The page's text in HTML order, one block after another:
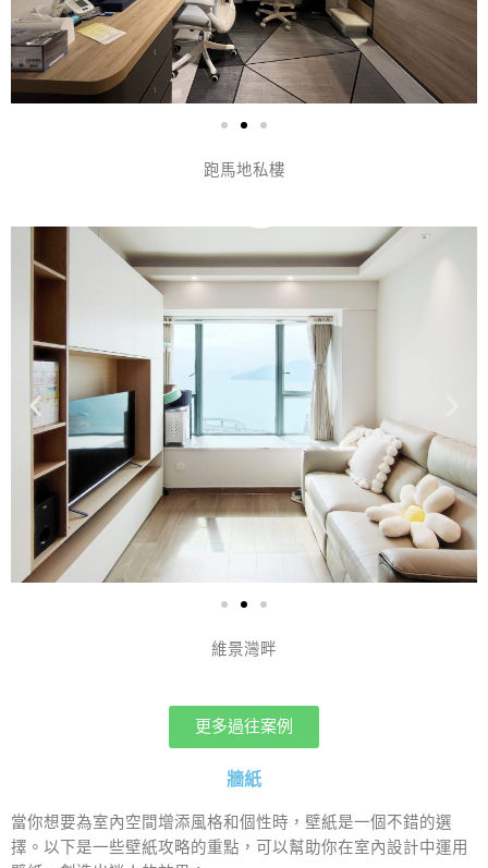
跑馬地私樓
維景灣畔
更多過往案例
牆紙
當你想要為室內空間增添風格和個性時，壁紙是一個不錯的選
擇。以下是一些壁紙攻略的重點，可以幫助你在室內設計中運用